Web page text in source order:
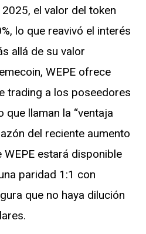
el valor del token
lo que reavivó el interés
allá de su valor
WEPE ofrece
trading a los poseedores
que llaman la “ventaja
del reciente aumento
estará disponible
paridad 1:1 con
que no haya dilución